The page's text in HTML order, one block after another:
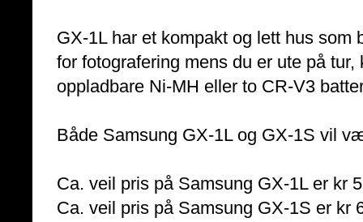
GX-1L har et kompakt og lett hus som
for fotografering mens du er ute på
oppladbare Ni-MH eller to CR-V3
Både Samsung GX-1L og GX-1S vil
Ca. veil pris på Samsung GX-1L er kr
Ca. veil pris på Samsung GX-1S er kr